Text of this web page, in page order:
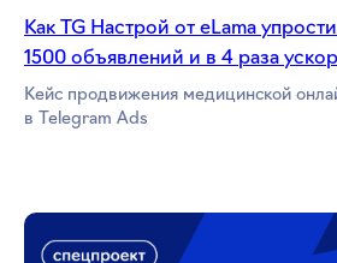
Как TG Настрой от eLama
1500 объявлений и в 4 раза
Кейс продвижения медицинской
в Telegram Ads